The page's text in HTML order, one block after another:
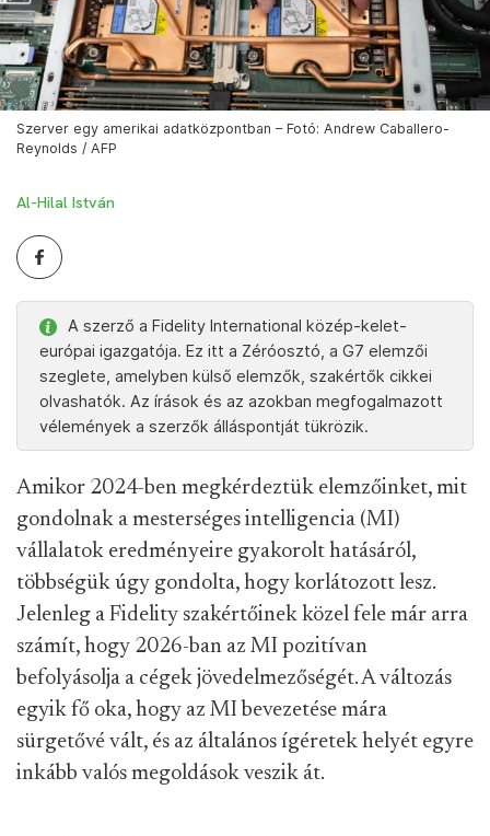
Szerver egy amerikai adatközpontban – Fotó: Andrew Caballero-
Reynolds / AFP
Al-Hilal István
A szerző a Fidelity International közép-kelet-
európai igazgatója. Ez itt a Zéróosztó, a G7 elemzői
szeglete, amelyben külső elemzők, szakértők cikkei
olvashatók. Az írások és az azokban megfogalmazott
vélemények a szerzők álláspontját tükrözik.
Amikor 2024-ben megkérdeztük elemzőinket, mit
gondolnak a mesterséges intelligencia (MI)
vállalatok eredményeire gyakorolt hatásáról,
többségük úgy gondolta, hogy korlátozott lesz.
Jelenleg a Fidelity szakértőinek közel fele már arra
számít, hogy 2026-ban az MI pozitívan
befolyásolja a cégek jövedelmezőségét. A változás
egyik fő oka, hogy az MI bevezetése mára
sürgetővé vált, és az általános ígéretek helyét egyre
inkább valós megoldások veszik át.